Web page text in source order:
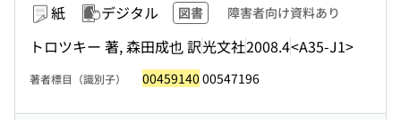
紙 デジタル 図書 障害者向け資料あり
トロツキー 著, 森田成也 訳光文社2008.4<A35-J1>
著者標目（識別子） 00459140 00547196